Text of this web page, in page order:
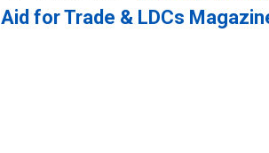
Aid for Trade & LDCs